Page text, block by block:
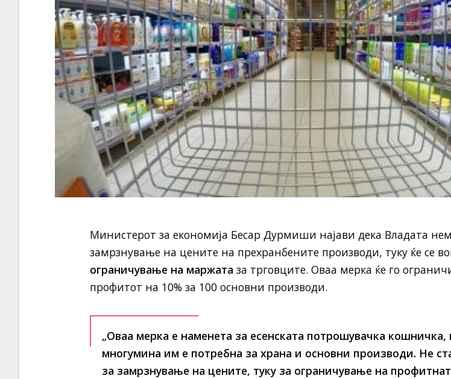
Министерот за економија Бесар Дурмиши најави дека Владата
замрзнување на цените на прехранбените производи, туку ќе се
ограничување на маржата за трговците. Оваа мерка ќе го
профитот на 10% за 100 основни производи.
„Оваа мерка е наменета за есенската потрошувачка кошничка,
многумина им е потребна за храна и основни производи. Не
за замрзнување на цените, туку за ограничување на